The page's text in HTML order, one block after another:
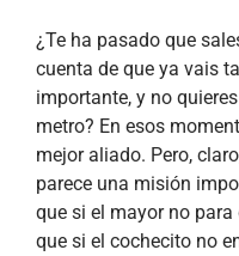
¿Te ha pasado que
cuenta de que ya vais
importante, y no
metro? En esos
mejor aliado. Pero,
parece una misión
que si el mayor no para
que si el cochecito no